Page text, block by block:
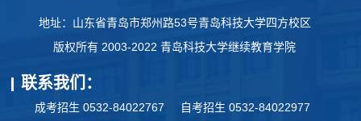
地址：山东省青岛市郑州路53号青岛科技大学四方校区
版权所有 2003-2022 青岛科技大学继续教育学院
联系我们：
成考招生 0532-84022767
自考招生 0532-84022977